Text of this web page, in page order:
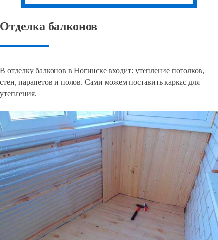
Отделка балконов
В отделку балконов в Ногинске входит: утепление потолков,
стен, парапетов и полов. Сами можем поставить каркас для
утепления.